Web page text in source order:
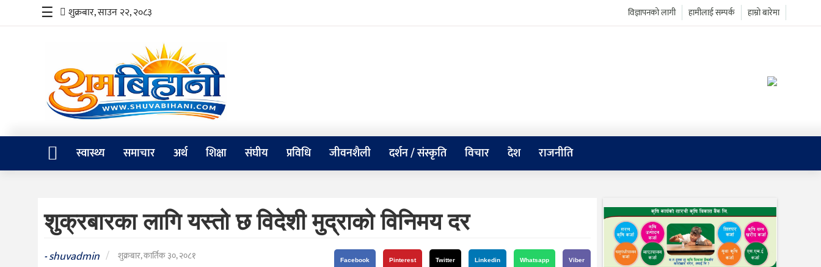
समाचार
संघीय
जीवनशैली
☰ शुक्रबार, साउन २२, २०८३ हाम्रो बारेमा
हामीलाई सम्पर्क
विज्ञापनको लागी
स्वास्थ्य समाचार अर्थ शिक्षा संघीय प्रविधि जीवनशैली दर्शन / संस्कृति विचार देश राजनीति
शुक्रबारका लागि यस्तो छ विदेशी मुद्राको विनिमय दर
-shuvadmin / शुक्रबार, कार्तिक ३०, २०८१
Facebook
Pinterest
Twitter
Linkedin
Whatsapp Viber